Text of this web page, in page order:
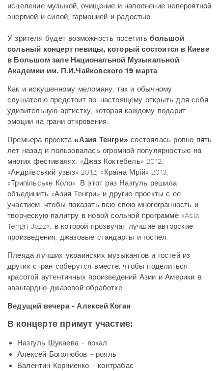
исцеление музыкой, очищение и наполнение невероятной
энергией и силой, гармонией и радостью.
У зрителя будет возможность посетитьбольшой
сольный концерт певицы, который состоится в Киеве
в Большом зале Национальной Музыкальной
Академии им. П.И.Чайковского 19 марта.
Как и искушенному меломану, так и обычному
слушателю предстоит по-настоящему открыть для себя
удивительную артистку, которая каждому подарит
эмоции на грани откровения.
Премьера проекта«Азия Тенгри» состоялась ровно пять
лет назад и пользовалась огромной популярностью на
многих фестивалях: «Джаз Коктебель» 2012,
«Андрiївський узвiз» 2012, «Країна Мрій» 2013,
«Трипільське Коло». В этот раз Назгуль решила
объединить «Азия Тенгри» и другие проекты с ее
участием, чтобы показать всю свою многогранность и
творческую палитру в новой сольной программе «Asia
Tengri Jazz», в которой прозвучат лучшие авторские
произведения, джазовые стандарты и госпел.
Плеяда лучших украинских музыкантов и гостей из
других стран соберутся вместе, чтобы поделиться
красотой аутентичных произведений Азии и Америки в
авангардно-джазовой обработке.
Ведущий вечера - Алексей Коган
В концерте примут участие:
Назгуль Шукаева - вокал
Алексей Боголюбов - рояль
Валентин Корниенко - контрабас